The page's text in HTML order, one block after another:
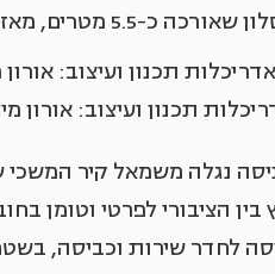
מאזנים את הכהות".
תכנון ועיצוב: אורון
נגלה משמאל קיר המשכי
הציבורי לפרטי וטומן
לחדר שירות וכביסה,